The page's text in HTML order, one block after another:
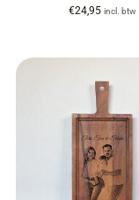
€24,95 incl. btw